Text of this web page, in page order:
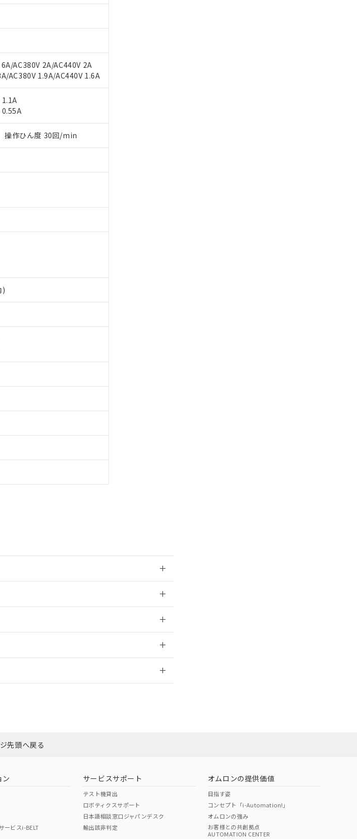
AC380V 2A/AC440V 2A
AC380V 1.9A/AC440V 1.6A
作ひん度 30回/min
)
ださい。
社在庫状況および標準価格(税抜)を提供させていただ
スの対象外となる商品もあることをご了承ください。
いる更新日時点での社内データに基づき作成されるも
引先、またはお客様担当のオムロン制御機器販売店・
販売ネットワーク
」をご確認ください。
諾なく第三者に漏洩または開示しないようお願いしま
た部品リストについて、当社および当社の共同利用者
用に関して"
した製品に切り替える予定のある商品です。
と関係のない商品です。
、含有品と判明した場合などやむを得ず変更すること
以下、ポリ臭化ジフェニルエーテル類(PBDE) 1000ppm以下、
下、フタル酸ブチルベンジル（BBP） 1000ppm以下、フタル酸ジブチ
以下
項目は除く。
がないことを確認しています。
ることがあります。
ます。
過去に遡って非含有を証明するものではありません。
応では、対応完了までの期間は出荷製品に未対応品が
した。
下であることを示します。
超えていることを示します。
、
、 PBDEs(ポリ臭化ジフェニルエーテル類) : 1000ppm、
) : 1000ppm、 BBP(フタル酸ブチルベンジル) : 1000ppm、
であることを示します。
に漏えいし、環境に深刻な影響を及ぼさない年数を意
び外国貿易法に定める商品（以下｢規制貨物等」とい
本国政府の輸出許可(または役務取引許可)を取得する
器、生物兵器またはその他武器並びにこれらの製造装
上記1、2および3の内容を当該第三者に通知します。
が違法に輸出するおそれがある場合は、取り引きをい
様のお取引先、またはお客様担当のオムロン制御
)
していない機種
先頭へ戻る
ン
ービスi-BELT
サービスサポート
テスト機貸出
ロボティクスサポート
日本語相談窓口ジャパンデスク
輸出該非判定
オムロンの提供価値
目指す姿
コンセプト「i-Automation!」
オムロンの強み
お客様との共創拠点
AUTOMATION CENTER